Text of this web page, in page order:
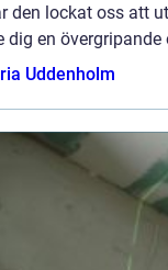
den lockat oss att
dig en övergripande
Uddenholm